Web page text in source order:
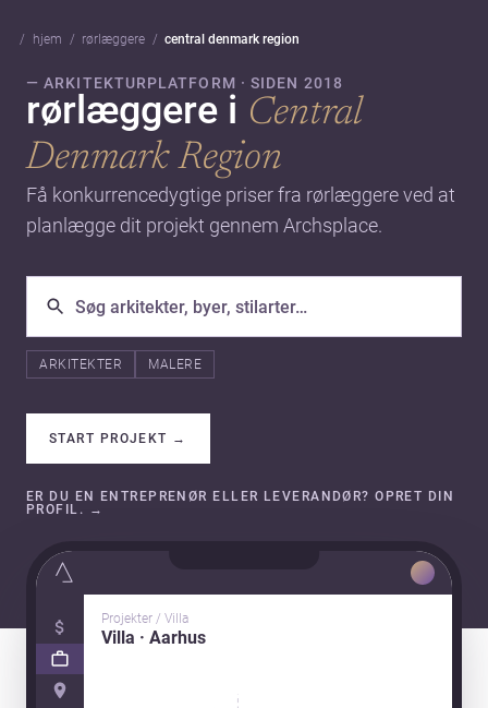
hjem rørlæggere central denmark region
— ARKITEKTURPLATFORM · SIDEN 2018
rørlæggere i Central
Denmark Region
Få konkurrencedygtige priser fra rørlæggere ved at
planlægge dit projekt gennem Archsplace.
ARKITEKTER MALERE
START PROJEKT →
ER DU EN ENTREPRENØR ELLER LEVERANDØR? OPRET DIN
PROFIL.
→
Projekter / Villa
Villa · Aarhus